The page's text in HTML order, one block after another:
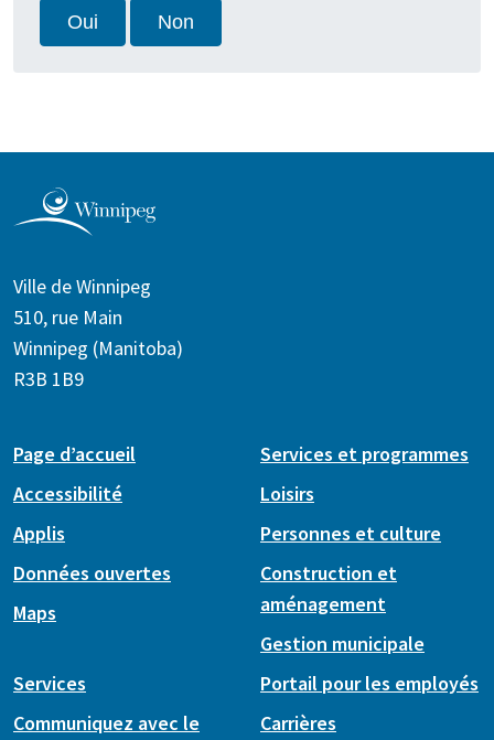
Oui Non
Ville de Winnipeg
510, rue Main
Winnipeg (Manitoba)
R3B 1B9
Page d’accueil
Accessibilité
Applis
Données ouvertes
Maps
Services et programmes
Loisirs
Personnes et culture
Construction et
aménagement
Gestion municipale
Services
Communiquez avec le
Portail pour les employés
Carrières